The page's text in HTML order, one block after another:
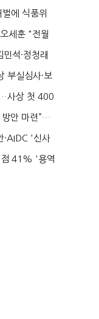
에 식품위
세훈 "전월
석·정청래
부실심사·보
사상 첫 400
방안 마련”…
'신사
41% '용역